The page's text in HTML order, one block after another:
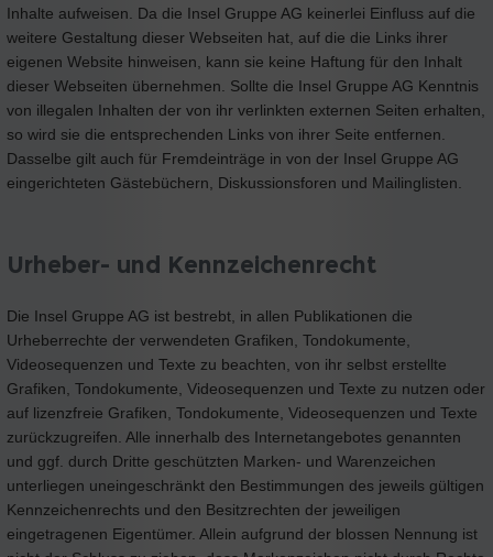
Inhalte aufweisen. Da die Insel Gruppe AG keinerlei Einfluss auf die
weitere Gestaltung dieser Webseiten hat, auf die die Links ihrer
eigenen Website hinweisen, kann sie keine Haftung für den Inhalt
dieser Webseiten übernehmen. Sollte die Insel Gruppe AG Kenntnis
von illegalen Inhalten der von ihr verlinkten externen Seiten erhalten,
so wird sie die entsprechenden Links von ihrer Seite entfernen.
Dasselbe gilt auch für Fremdeinträge in von der Insel Gruppe AG
eingerichteten Gästebüchern, Diskussionsforen und Mailinglisten.
Urheber- und Kennzeichenrecht
Die Insel Gruppe AG ist bestrebt, in allen Publikationen die
Urheberrechte der verwendeten Grafiken, Tondokumente,
Videosequenzen und Texte zu beachten, von ihr selbst erstellte
Grafiken, Tondokumente, Videosequenzen und Texte zu nutzen oder
auf lizenzfreie Grafiken, Tondokumente, Videosequenzen und Texte
zurückzugreifen. Alle innerhalb des Internetangebotes genannten
und ggf. durch Dritte geschützten Marken- und Warenzeichen
unterliegen uneingeschränkt den Bestimmungen des jeweils gültigen
Kennzeichenrechts und den Besitzrechten der jeweiligen
eingetragenen Eigentümer. Allein aufgrund der blossen Nennung ist